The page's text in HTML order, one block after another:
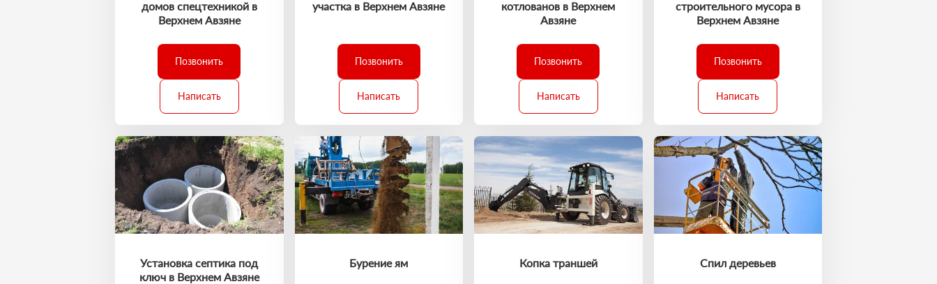
домов спецтехникой в
Верхнем Авзяне
Позвонить
Написать
участка в Верхнем Авзяне
Позвонить
Написать
котлованов в Верхнем
Авзяне
Позвонить
Написать
строительного мусора в
Верхнем Авзяне
Позвонить
Написать
Установка септика под
ключ в Верхнем Авзяне
Бурение ям Копка траншей Спил деревьев